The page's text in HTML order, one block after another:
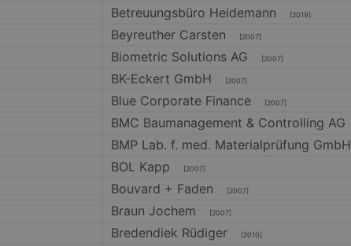
Betreuungsbüro Heidemann [2019]
Beyreuther Carsten [2007]
Biometric Solutions AG [2007]
BK-Eckert GmbH [2007]
Blue Corporate Finance [2007]
BMC Baumanagement & Controlling AG
BMP Lab. f. med. Materialprüfung GmbH
BOL Kapp [2007]
Bouvard + Faden [2007]
Braun Jochem [2007]
Bredendiek Rüdiger [2010]